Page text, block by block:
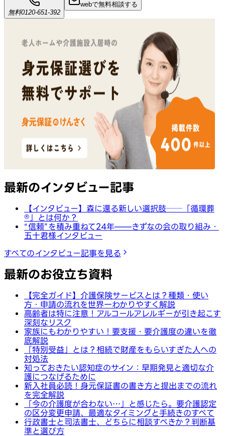
無料0120-651-392
webで無料相談する
最新のインタビュー記事
【インタビュー】森に還る新しい選択肢──「循環葬
®︎」とは何か？
“信頼”を積み重ねて24年——きずなの会の取り組み・
五十君様インタビュー
すべてのインタビュー記事を見る
最新のお役立ち資料
【完全ガイド】介護保険サービスとは？種類・使い
方・申請の流れを世界一わかりやすく解説
高齢者は特に注意！アルコールアレルギーが引き起こす
深刻なリスク
家族にもわかりやすい！要支援・要介護度の違いを徹
底解説
「特別受益」とは？相続で財産をもらいすぎた人への
対処法
知っておきたい認知症のサイン：早期発見と適切な介
護につなげるために
新入社員必読！身元保証書の書き方と提出までの流れ
を完全解説
「今の介護度が合わない…」と感じたら。要介護認定
の区分変更申請、最適なタイミングと手続きのすべて
行政書士と司法書士、どちらに相談すべきか？判断基
準と選び方